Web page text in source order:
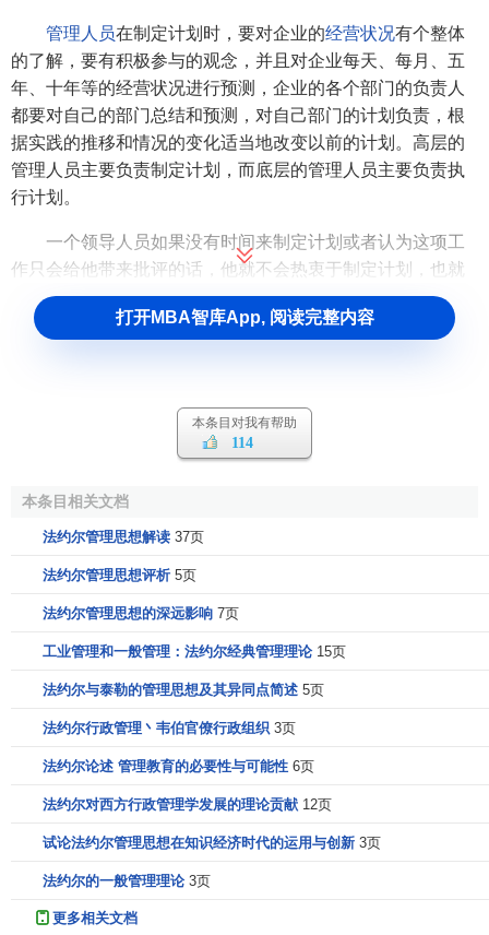
管理人员在制定计划时，要对企业的经营状况有个整体
的了解，要有积极参与的观念，并且对企业每天、每月、五
年、十年等的经营状况进行预测，企业的各个部门的负责人
都要对自己的部门总结和预测，对自己部门的计划负责，根
据实践的推移和情况的变化适当地改变以前的计划。高层的
管理人员主要负责制定计划，而底层的管理人员主要负责执
行计划。
一个领导人员如果没有时间来制定计划或者认为这项工
作只会给他带来批评的话，他就不会热衷于制定计划，也就
是说，他就不是一个称职的领导人。
二、组织（To organize）
的经营提供所必要的原料、设备、资本和人员。
是社会组织。只负责企业的部门设置，和各职位的安排以及
1、注意行动计划是否经过深思熟虑地准备并坚决执行
需要适合。
5、做出清楚、明确、准确的决策。
6、有效地配备和安排人员。每一个部门都应该由一个有
打开MBA智库App, 阅读完整内容
本条目对我有帮助
114
本条目相关文档
法约尔管理思想解读 37页
法约尔管理思想评析 5页
法约尔管理思想的深远影响 7页
工业管理和一般管理：法约尔经典管理理论 15页
法约尔与泰勒的管理思想及其异同点简述 5页
法约尔行政管理丶韦伯官僚行政组织 3页
法约尔论述 管理教育的必要性与可能性 6页
法约尔对西方行政管理学发展的理论贡献 12页
试论法约尔管理思想在知识经济时代的运用与创新 3页
法约尔的一般管理理论 3页
更多相关文档